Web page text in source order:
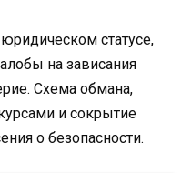
статусе,
на зависания
Схема обмана,
и сокрытие
о безопасности.